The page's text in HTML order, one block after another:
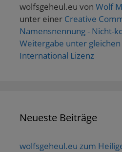
wolfsgeheul.eu von Wolf
unter einer Creative
Namensnennung - Nicht-
Weitergabe unter
International Lizenz
Neueste Beiträge
wolfsgeheul.eu zum